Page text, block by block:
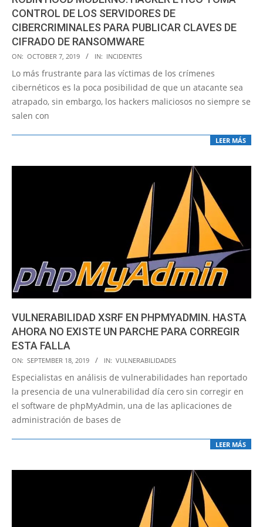
CONTROL DE LOS SERVIDORES DE
CIBERCRIMINALES PARA PUBLICAR CLAVES DE
CIFRADO DE RANSOMWARE
2019-
10-
07
ON: OCTOBER 7, 2019 IN: INCIDENTES
Lo más frustrante para las víctimas de los crímenes
cibernéticos es la poca posibilidad de que un atacante sea
atrapado, sin embargo, los hackers maliciosos no siempre se
salen con
LEER MÁS
VULNERABILIDAD XSRF EN PHPMYADMIN. HASTA
AHORA NO EXISTE UN PARCHE PARA CORREGIR
ESTA FALLA
2019-
09-
18
ON: SEPTEMBER 18, 2019 IN: VULNERABILIDADES
Especialistas en análisis de vulnerabilidades han reportado
la presencia de una vulnerabilidad día cero sin corregir en
el software de phpMyAdmin, una de las aplicaciones de
administración de bases de
LEER MÁS